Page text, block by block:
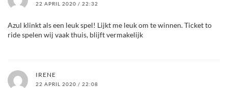
22 APRIL 2020 / 22:32
Azul klinkt als een leuk spel! Lijkt me leuk om te winnen. Ticket to
ride spelen wij vaak thuis, blijft vermakelijk
IRENE
22 APRIL 2020 / 22:08